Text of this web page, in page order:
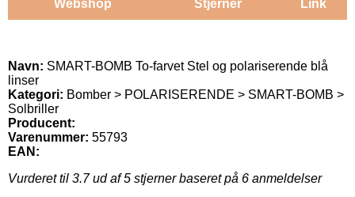
Webshop Stjerner Link
Navn: SMART-BOMB To-farvet Stel og polariserende blå
linser
Kategori: Bomber > POLARISERENDE > SMART-BOMB >
Solbriller
Producent:
Varenummer: 55793
EAN:
Vurderet til 3.7ud af 5 stjerner baseret på 6 anmeldelser